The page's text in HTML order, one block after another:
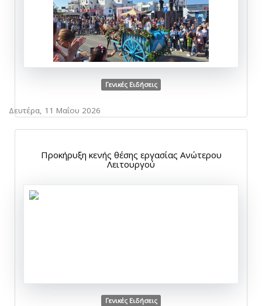
Γενικές Ειδήσεις
Δευτέρα, 11 Μαΐου 2026
Προκήρυξη κενής θέσης εργασίας Ανώτερου
Λειτουργού
Γενικές Ειδήσεις